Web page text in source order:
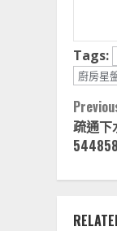
Tags:
廚房星
疏通下